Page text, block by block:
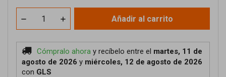
Añadir al carrito
Cómpralo ahora y recíbelo entre el martes, 11 de
agosto de 2026 y miércoles, 12 de agosto de 2026
con GLS